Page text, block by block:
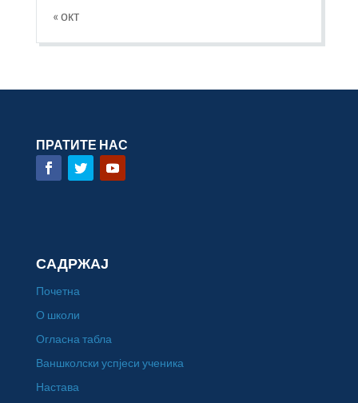
« окт
ПРАТИТЕ НАС
САДРЖАЈ
Почетна
О школи
Огласна табла
Ваншколски успјеси ученика
Настава